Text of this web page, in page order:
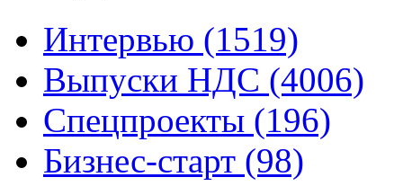
Интервью (1519)
Выпуски НДС (4006)
Спецпроекты (196)
Бизнес-старт (98)